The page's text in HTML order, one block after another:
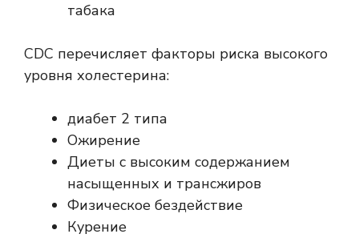
табака
CDC перечисляет факторы риска высокого
уровня холестерина:
диабет 2 типа
Ожирение
Диеты с высоким содержанием
насыщенных и трансжиров
Физическое бездействие
Курение